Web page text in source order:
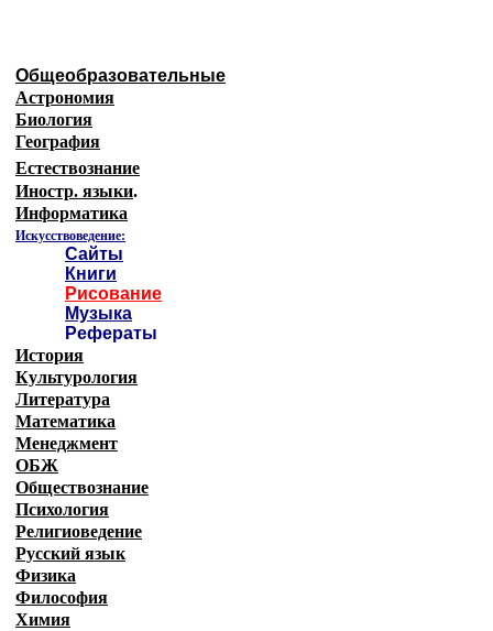
Общеобразовательные
Астрономия
Биология
География
Естествознание
Иностр. языки.
Информатика
Искусствоведение:
Сайты
Книги
Рисование
Музыка
Рефераты
История
Культурология
Литература
Математика
Менеджмент
ОБЖ
Обществознание
Психология
Религиоведение
Русский язык
Физика
Философия
Химия